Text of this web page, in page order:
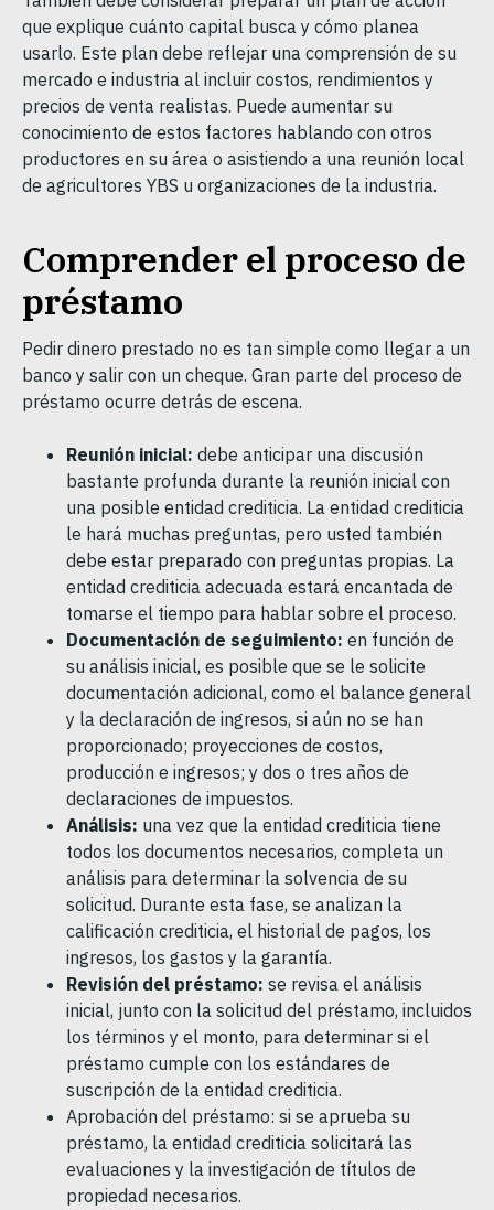
que explique cuánto capital busca y cómo planea
usarlo. Este plan debe reflejar una comprensión de su
mercado e industria al incluir costos, rendimientos y
precios de venta realistas. Puede aumentar su
conocimiento de estos factores hablando con otros
productores en su área o asistiendo a una reunión local
de agricultores YBS u organizaciones de la industria.
Comprender el proceso de
préstamo
Pedir dinero prestado no es tan simple como llegar a un
banco y salir con un cheque. Gran parte del proceso de
préstamo ocurre detrás de escena.
Reunión inicial: debe anticipar una discusión
bastante profunda durante la reunión inicial con
una posible entidad crediticia. La entidad crediticia
le hará muchas preguntas, pero usted también
debe estar preparado con preguntas propias. La
entidad crediticia adecuada estará encantada de
tomarse el tiempo para hablar sobre el proceso.
Documentación de seguimiento: en función de
su análisis inicial, es posible que se le solicite
documentación adicional, como el balance general
y la declaración de ingresos, si aún no se han
proporcionado; proyecciones de costos,
producción e ingresos; y dos o tres años de
declaraciones de impuestos.
Análisis: una vez que la entidad crediticia tiene
todos los documentos necesarios, completa un
análisis para determinar la solvencia de su
solicitud. Durante esta fase, se analizan la
calificación crediticia, el historial de pagos, los
ingresos, los gastos y la garantía.
Revisión del préstamo: se revisa el análisis
inicial, junto con la solicitud del préstamo, incluidos
los términos y el monto, para determinar si el
préstamo cumple con los estándares de
suscripción de la entidad crediticia.
Aprobación del préstamo: si se aprueba su
préstamo, la entidad crediticia solicitará las
evaluaciones y la investigación de títulos de
propiedad necesarios.